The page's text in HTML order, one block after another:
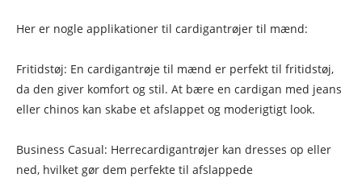
Her er nogle applikationer til cardigantrøjer til mænd:
Fritidstøj: En cardigantrøje til mænd er perfekt til fritidstøj,
da den giver komfort og stil. At bære en cardigan med jeans
eller chinos kan skabe et afslappet og moderigtigt look.
Business Casual: Herrecardigantrøjer kan dresses op eller
ned, hvilket gør dem perfekte til afslappede